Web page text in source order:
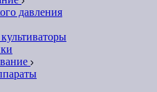
давления